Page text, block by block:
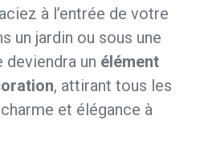
à l’entrée de votre
un jardin ou sous une
un élément
, attirant tous les
et élégance à